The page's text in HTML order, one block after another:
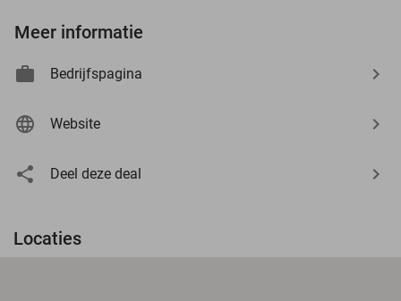
Meer informatie
Bedrijfspagina
Website
Deel deze deal
Locaties